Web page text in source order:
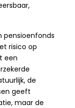
pensioenfonds
risico op
een
de
geeft
maar de